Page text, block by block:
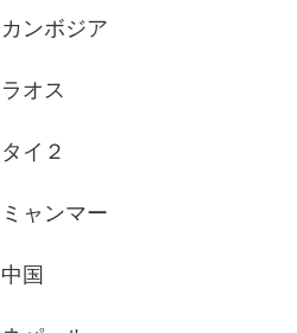
カンボジア
ラオス
タイ２
ミャンマー
中国